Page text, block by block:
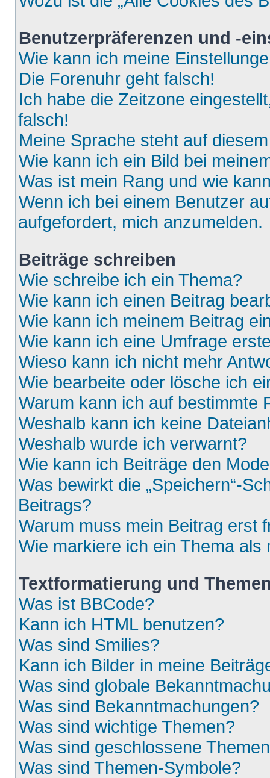
Benutzerpräferenzen und -
Wie kann ich meine
Die Forenuhr geht falsch!
Ich habe die Zeitzone
falsch!
Meine Sprache steht auf
Wie kann ich ein Bild bei
Was ist mein Rang und wie
Wenn ich bei einem Benutzer
aufgefordert, mich anzumelden.
Beiträge schreiben
Wie schreibe ich ein Thema?
Wie kann ich einen Beitrag
Wie kann ich meinem Beitrag
Wie kann ich eine Umfrage
Wieso kann ich nicht mehr
Wie bearbeite oder lösche ich
Warum kann ich auf bestimmte
Weshalb kann ich keine
Weshalb wurde ich verwarnt?
Wie kann ich Beiträge den
Was bewirkt die „Speichern“-
Beitrags?
Warum muss mein Beitrag erst
Wie markiere ich ein Thema als
Textformatierung und
Was ist BBCode?
Kann ich HTML benutzen?
Was sind Smilies?
Kann ich Bilder in meine
Was sind globale
Was sind Bekanntmachungen?
Was sind wichtige Themen?
Was sind geschlossene
Was sind Themen-Symbole?